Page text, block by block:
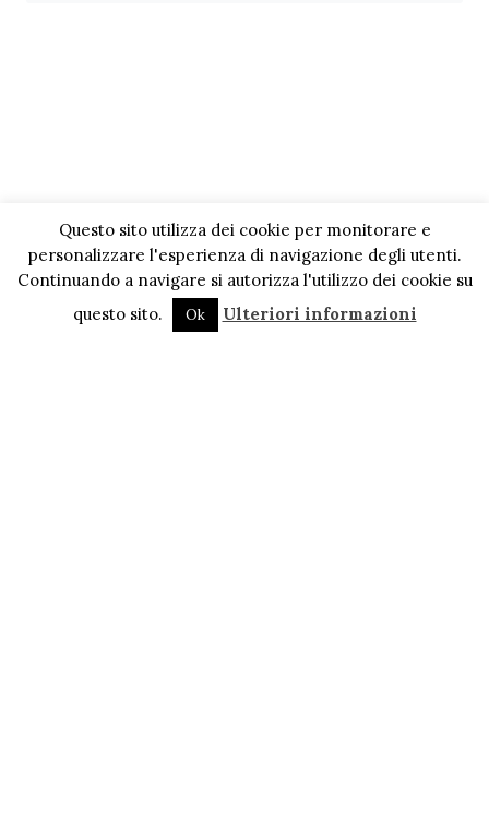
Questo sito utilizza dei cookie per monitorare e
personalizzare l'esperienza di navigazione degli utenti.
Continuando a navigare si autorizza l'utilizzo dei cookie su
questo sito.
Ok Ulteriori informazioni